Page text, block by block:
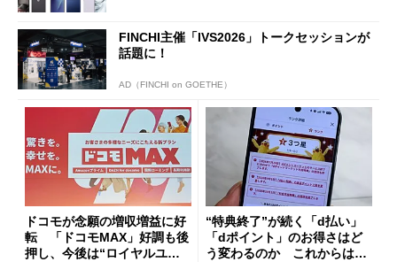
FINCHI主催「IVS2026」トークセッションが
話題に！
AD（FINCHI on GOETHE）
ドコモが念願の増収増益に好
転 「ドコモMAX」好調も後
押し、今後は“ロイヤルユー
“特典終了”が続く「d払い」
「dポイント」のお得さはど
う変わるのか これからは